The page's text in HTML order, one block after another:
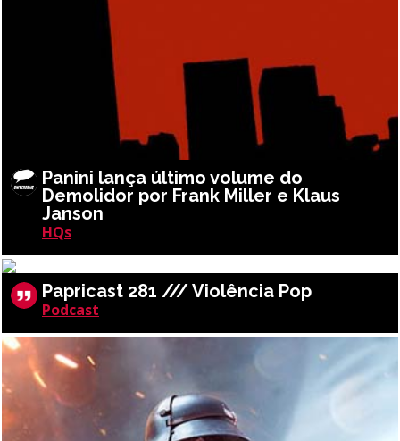
Panini lança último volume do
Demolidor por Frank Miller e Klaus
Janson
HQs
Papricast 281 /// Violência Pop
Podcast